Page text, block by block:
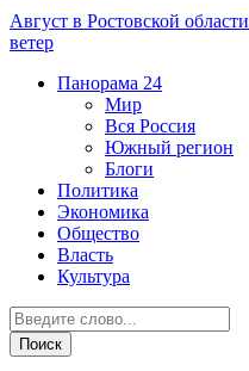
Август в Ростовской
ветер
Панорама 24
Мир
Вся Россия
Южный регион
Блоги
Политика
Экономика
Общество
Власть
Культура